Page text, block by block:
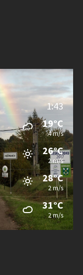
1:43
19°C
4 m/s
26°C
2 m/s
28°C
2 m/s
31°C
2 m/s